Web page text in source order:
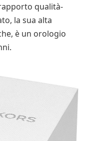
qualità-
la sua alta
è un orologio